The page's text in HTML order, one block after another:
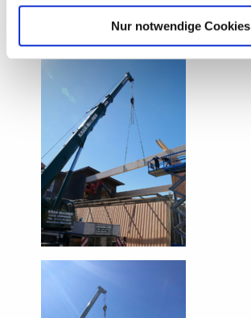
Nur notwendige Cookies